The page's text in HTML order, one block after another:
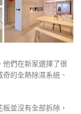
他們在新家選擇了很
的全熱除濕系統、
並沒有全部拆除，